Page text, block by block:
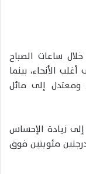
ساعات الصباح
الأنحاء، بينما
إلى مائل
زيادة الإحساس
مئويتين فوق